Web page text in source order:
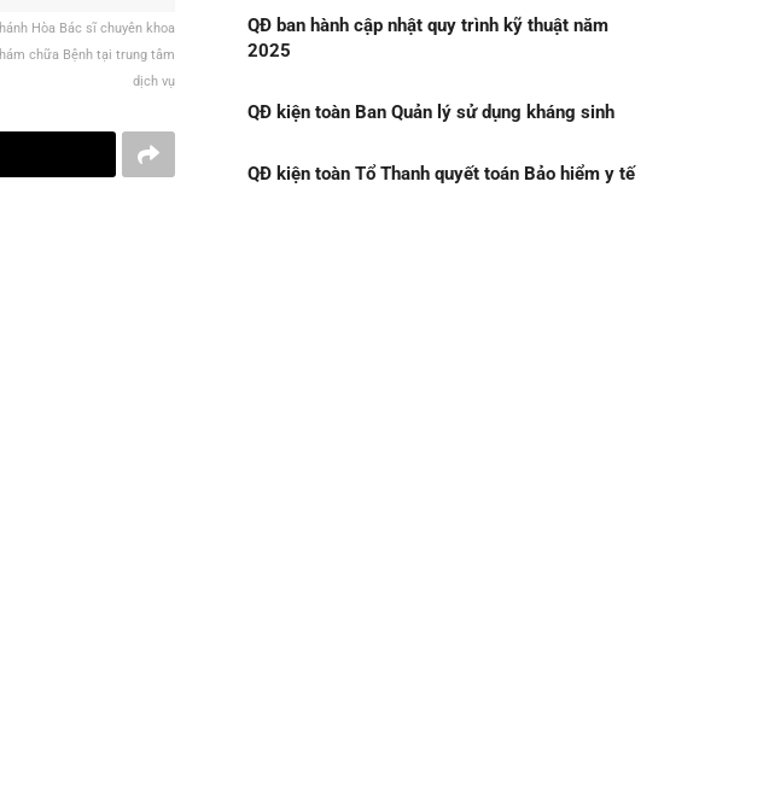
Hòa Bác sĩ chuyên khoa
chữa Bệnh tại trung tâm
dịch vụ
QĐ ban hành cập nhật quy trình kỹ thuật năm
2025
QĐ kiện toàn Ban Quản lý sử dụng kháng sinh
QĐ kiện toàn Tổ Thanh quyết toán Bảo hiểm y tế